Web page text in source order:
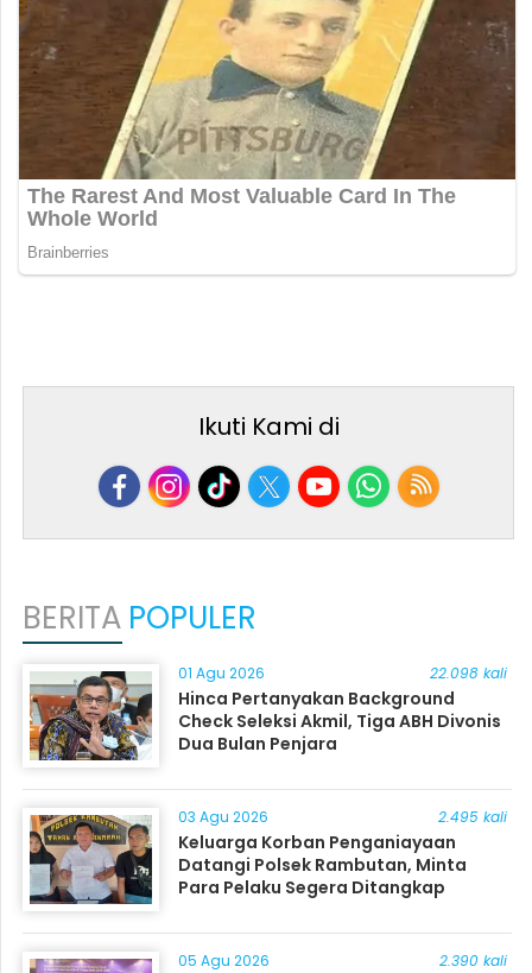
Ikuti Kami di
BERITA POPULER
01 Agu 2026 22.098 kali
Hinca Pertanyakan Background
Check Seleksi Akmil, Tiga ABH Divonis
Dua Bulan Penjara
03 Agu 2026 2.495 kali
Keluarga Korban Penganiayaan
Datangi Polsek Rambutan, Minta
Para Pelaku Segera Ditangkap
05 Agu 2026 2.390 kali